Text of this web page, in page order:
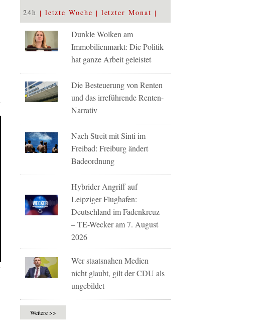
24h letzte Woche letzter Monat
Dunkle Wolken am
Immobilienmarkt: Die Politik
hat ganze Arbeit geleistet
Die Besteuerung von Renten
und das irreführende Renten-
Narrativ
Nach Streit mit Sinti im
Freibad: Freiburg ändert
Badeordnung
Hybrider Angriff auf
Leipziger Flughafen:
Deutschland im Fadenkreuz
– TE-Wecker am 7. August
2026
Wer staatsnahen Medien
nicht glaubt, gilt der CDU als
ungebildet
Weitere >>